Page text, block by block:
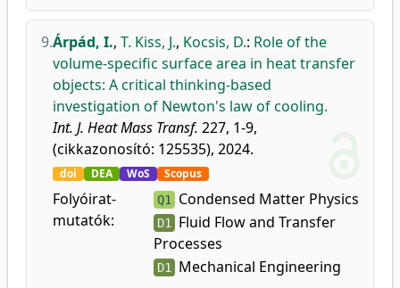
9.Árpád, I., T. Kiss, J., Kocsis, D.: Role of the
volume-specific surface area in heat transfer
objects: A critical thinking-based
investigation of Newton's law of cooling.
Int. J. Heat Mass Transf. 227, 1-9,
(cikkazonosító: 125535), 2024.
doi DEA WoS Scopus
Folyóirat-
mutatók:
Q1 Condensed Matter Physics
D1 Fluid Flow and Transfer
Processes
D1 Mechanical Engineering